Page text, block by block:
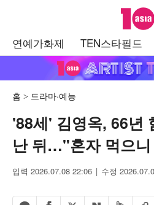
텐아시아
연예가화제 TEN스타필드
홈 드라마·예능
'88세' 김영옥, 66년
난 뒤…"혼자 먹으
입력 2026.07.08 22:06 수정